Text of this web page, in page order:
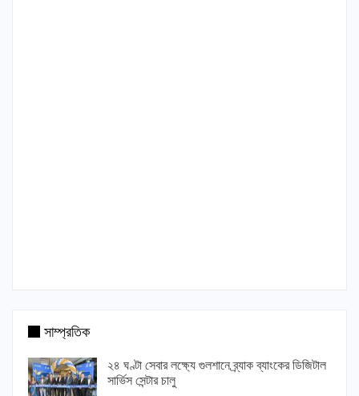
সাম্প্রতিক
২৪ ঘণ্টা সেবার লক্ষ্যে গুলশানে ব্র্যাক ব্যাংকের ডিজিটাল
সার্ভিস সেন্টার চালু